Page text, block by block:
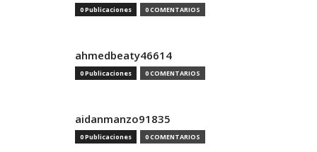
0 Publicaciones 0 COMENTARIOS
ahmedbeaty46614
0 Publicaciones 0 COMENTARIOS
aidanmanzo91835
0 Publicaciones 0 COMENTARIOS